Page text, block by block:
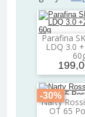
Parafina
LDQ 3.0
Dodaj
-30%
Narty
OT 65
Dodaj